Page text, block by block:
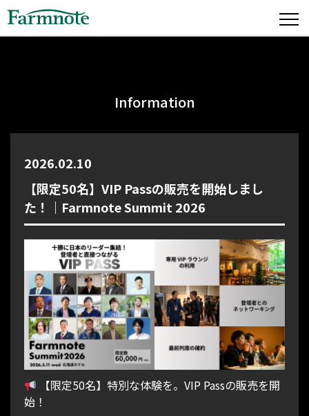
Information
2026.02.10
【限定50名】VIP Passの販売を開始しまし
た！｜Farmnote Summit 2026
【限定50名】特別な体験を。VIP Passの販売を開
始！